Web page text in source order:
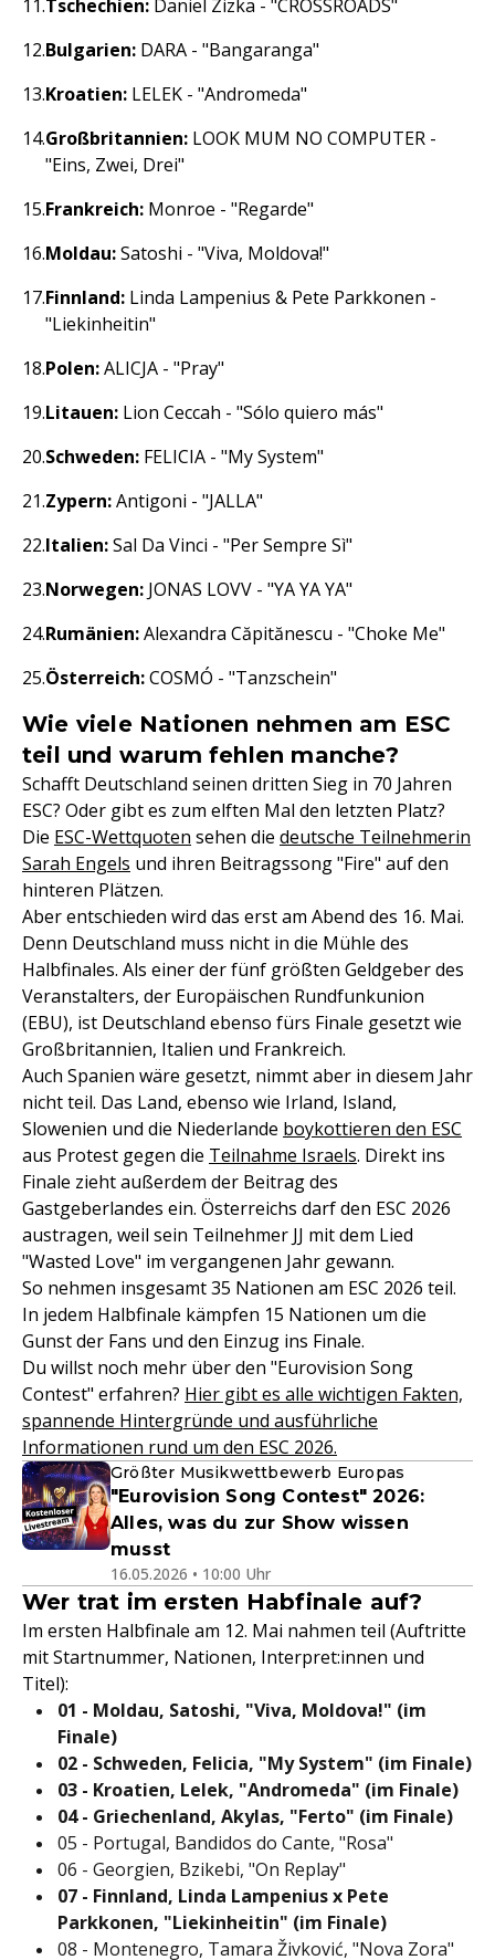
Tschechien: Daniel Zizka - "CROSSROADS"
Bulgarien: DARA - "Bangaranga"
Kroatien: LELEK - "Andromeda"
Großbritannien: LOOK MUM NO COMPUTER -
"Eins, Zwei, Drei"
Frankreich: Monroe - "Regarde"
Moldau:Satoshi - "Viva, Moldova!"
Finnland: Linda Lampenius & Pete Parkkonen -
"Liekinheitin"
Polen:ALICJA - "Pray"
Litauen: Lion Ceccah - "Sólo quiero más"
Schweden: FELICIA - "My System"
Zypern:Antigoni - "JALLA"
Italien:Sal Da Vinci - "Per Sempre Sì"
Norwegen: JONAS LOVV - "YA YA YA"
Rumänien:Alexandra Căpitănescu - "Choke Me"
Österreich:COSMÓ - "Tanzschein"
Wie viele Nationen nehmen am ESC
teil und warum fehlen manche?
Schafft Deutschland seinen dritten Sieg in 70 Jahren
ESC? Oder gibt es zum elften Mal den letzten Platz?
Die ESC-Wettquoten sehen die deutsche Teilnehmerin
Sarah Engels und ihren Beitragssong "Fire" auf den
hinteren Plätzen.
Aber entschieden wird das erst am Abend des 16. Mai.
Denn Deutschland muss nicht in die Mühle des
Halbfinales. Als einer der fünf größten Geldgeber des
Veranstalters, der Europäischen Rundfunkunion
(EBU), ist Deutschland ebenso fürs Finale gesetzt wie
Großbritannien, Italien und Frankreich.
Auch Spanien wäre gesetzt, nimmt aber in diesem Jahr
nicht teil. Das Land, ebenso wie Irland, Island,
Slowenien und die Niederlande boykottieren den ESC
aus Protest gegen die Teilnahme Israels. Direkt ins
Finale zieht außerdem der Beitrag des
Gastgeberlandes ein. Österreichs darf den ESC 2026
austragen, weil sein Teilnehmer JJ mit dem Lied
"Wasted Love" im vergangenen Jahr gewann.
So nehmen insgesamt 35 Nationen am ESC 2026 teil.
In jedem Halbfinale kämpfen 15 Nationen um die
Gunst der Fans und den Einzug ins Finale.
Du willst noch mehr über den "Eurovision Song
Contest" erfahren? Hier gibt es alle wichtigen Fakten,
spannende Hintergründe und ausführliche
Informationen rund um den ESC 2026.
Größter Musikwettbewerb Europas
"Eurovision Song Contest" 2026:
Alles, was du zur Show wissen
musst
16.05.2026 • 10:00 Uhr
Wer trat im ersten Habfinale auf?
Im ersten Halbfinale am 12. Mai nahmen teil (Auftritte
mit Startnummer, Nationen, Interpret:innen und
Titel):
01 - Moldau, Satoshi, "Viva, Moldova!" (im
Finale)
02 - Schweden, Felicia, "My System" (im Finale)
03 - Kroatien, Lelek, "Andromeda" (im Finale)
04 - Griechenland, Akylas, "Ferto" (im Finale)
05 - Portugal, Bandidos do Cante, "Rosa"
06 - Georgien, Bzikebi, "On Replay"
07 - Finnland, Linda Lampenius x Pete
Parkkonen, "Liekinheitin" (im Finale)
08 - Montenegro, Tamara Živković, "Nova Zora"